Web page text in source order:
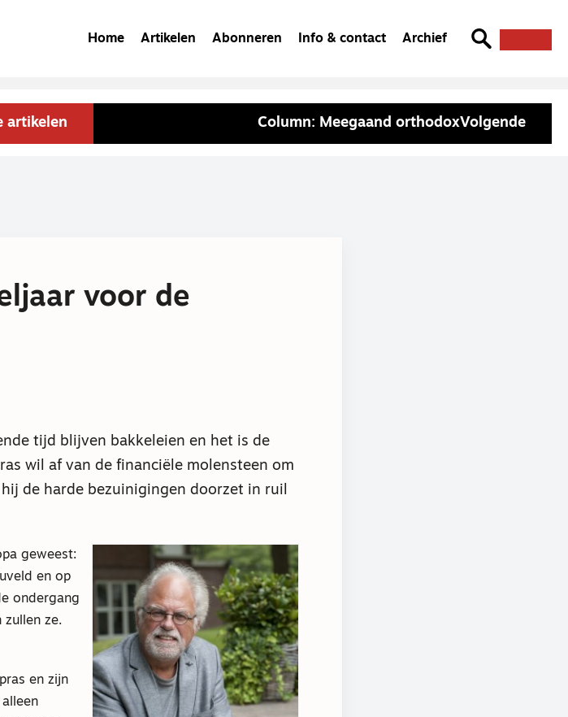
Home Artikelen Abonneren Info & contact Archief
artikelen Column: Meegaand orthodoxVolgende
voor de
tijd blijven bakkeleien en het is de
wil af van de financiële molensteen om
de harde bezuinigingen doorzet in ruil
geweest:
en op
ondergang
zullen ze.
en zijn